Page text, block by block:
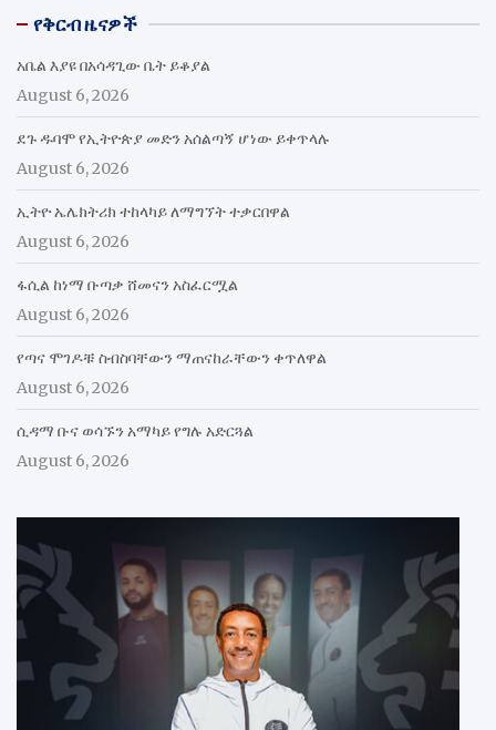
የቅርብ ዜናዎች
አቤል እያዩ በአሳዳጊው ቤት ይቆያል
August 6, 2026
ደጉ ዱባሞ የኢትዮጵያ መድን አሰልጣኝ ሆነው ይቀጥላሉ
August 6, 2026
ኢትዮ ኤሌክትሪክ ተከላካይ ለማግኘት ተቃርበዋል
August 6, 2026
ፋሲል ከነማ ቡጣቃ ሸመናን አስፈርሟል
August 6, 2026
የጣና ሞገዶቹ ስብስባቸውን ማጠናከራቸውን ቀጥለዋል
August 6, 2026
ሲዳማ ቡና ወሳኙን አማካይ የግሉ አድርጓል
August 6, 2026